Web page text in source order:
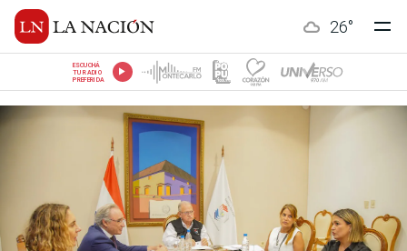
26°
ESCUCHÁ
TU RADIO
PREFERIDA